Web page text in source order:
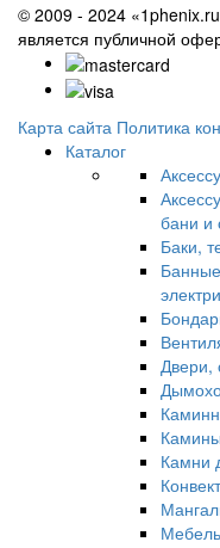
© 2009 - 2024
является публичной
Карта сайта Политика
Каталог
бани и
Баки,
Двери,
Камины
Камни